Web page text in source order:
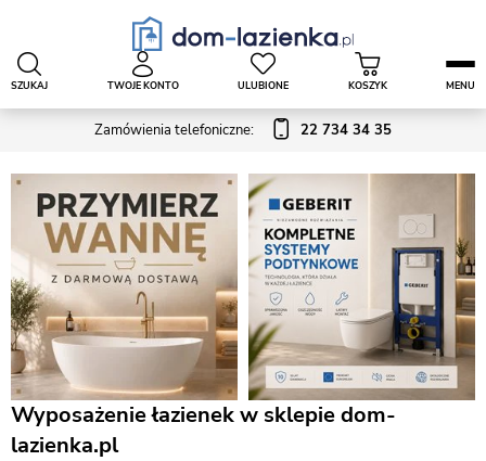
Zamówienia telefoniczne: 22 734 34 35
SZUKAJ TWOJE KONTO ULUBIONE KOSZYK MENU
Wyposażenie łazienek w sklepie dom-
lazienka.pl